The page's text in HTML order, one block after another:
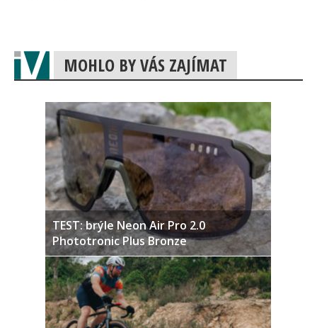
MOHLO BY VÁS ZAJÍMAT
TEST: brýle Neon Air Pro 2.0
Phototronic Plus Bronze